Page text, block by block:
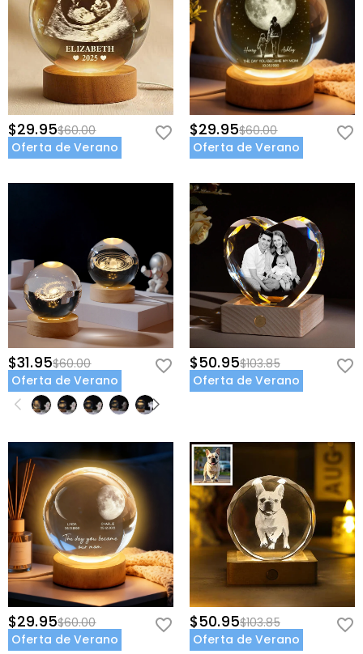
$29.95$60.00
Oferta de Verano
$29.95$60.00
Oferta de Verano
$31.95$60.00
Oferta de Verano
$50.95$103.85
Oferta de Verano
$29.95$60.00
Oferta de Verano
$50.95$103.85
Oferta de Verano